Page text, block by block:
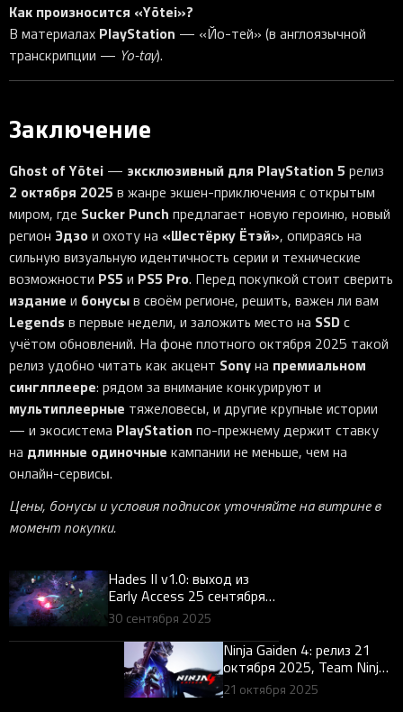
Как произносится «Yōtei»?
В материалах PlayStation — «Йо-тей» (в англоязычной
транскрипции — Yo-tay).
Заключение
Ghost of Yōtei — эксклюзивный для PlayStation 5 релиз
2 октября 2025 в жанре экшен-приключения с открытым
миром, где Sucker Punch предлагает новую героиню, новый
регион Эдзои охоту на «Шестёрку Ётэй», опираясь на
сильную визуальную идентичность серии и технические
возможности PS5 и PS5 Pro. Перед покупкой стоит сверить
издание и бонусыв своём регионе, решить, важен ли вам
Legends в первые недели, и заложить место на SSDс
учётом обновлений. На фоне плотного октября 2025 такой
релиз удобно читать как акцент Sonyна премиальном
синглплеере: рядом за внимание конкурируют и
мультиплеерные тяжеловесы, и другие крупные истории
— и экосистема PlayStation по-прежнему держит ставку
на длинные одиночные кампании не меньше, чем на
онлайн-сервисы.
Цены, бонусы и условия подписок уточняйте на витрине в
момент покупки.
Hades II v1.0: выход из
Early Access 25 сентября
2025 — разбор для
30 сентября 2025
Ninja Gaiden 4: релиз 21
октября 2025, Team Ninja
и PlatinumGames —
разбор для геймеров
21 октября 2025